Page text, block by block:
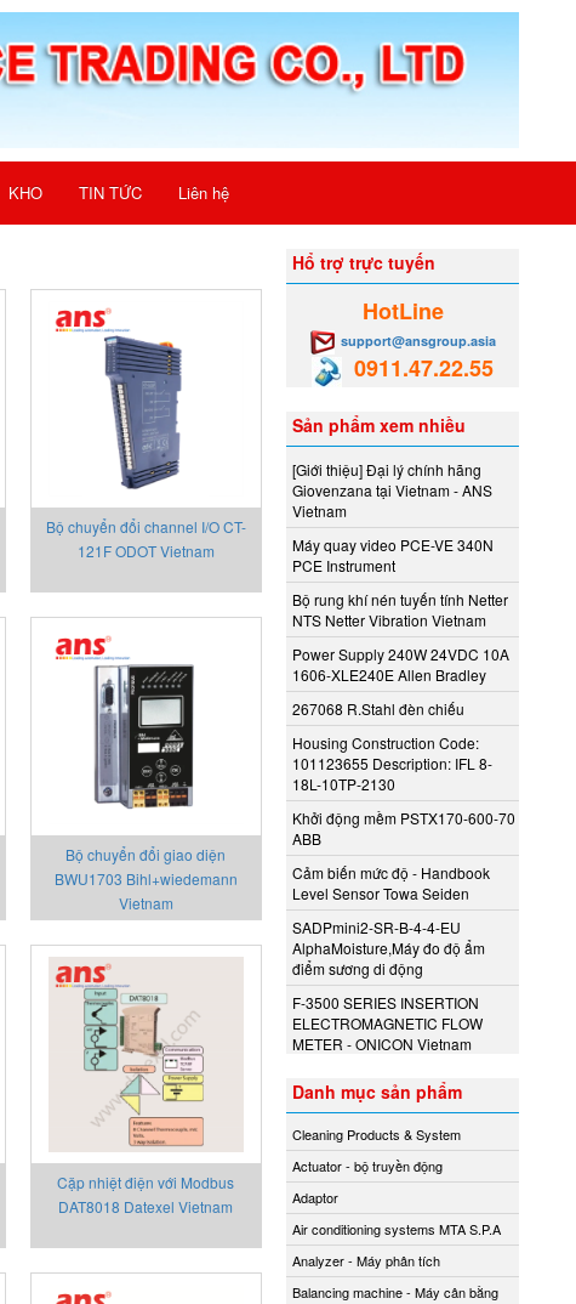
KHO TIN TỨC Liên hệ
Bộ chuyển đổi channel I/O CT-
121F ODOT Vietnam
Bộ chuyển đổi giao diện
BWU1703 Bihl+wiedemann
Vietnam
Cặp nhiệt điện với Modbus
DAT8018 Datexel Vietnam
Hổ trợ trực tuyến
HotLine
support@ansgroup.asia
0911.47.22.55
Sản phẩm xem nhiều
[Giới thiệu] Đại lý chính hãng
Giovenzana tại Vietnam - ANS
Vietnam
Máy quay video PCE-VE 340N
PCE Instrument
Bộ rung khí nén tuyến tính Netter
NTS Netter Vibration Vietnam
Power Supply 240W 24VDC 10A
1606-XLE240E Allen Bradley
267068 R.Stahl đèn chiếu
Housing Construction Code:
101123655 Description: IFL 8-
18L-10TP-2130
Khởi động mềm PSTX170-600-70
ABB
Cảm biến mức độ - Handbook
Level Sensor Towa Seiden
SADPmini2-SR-B-4-4-EU
AlphaMoisture,Máy đo độ ẩm
điểm sương di động
F-3500 SERIES INSERTION
ELECTROMAGNETIC FLOW
METER - ONICON Vietnam
Danh mục sản phẩm
Cleaning Products & System
Actuator - bộ truyền động
Adaptor
Air conditioning systems MTA S.P.A
Analyzer - Máy phân tích
Balancing machine - Máy cân bằng